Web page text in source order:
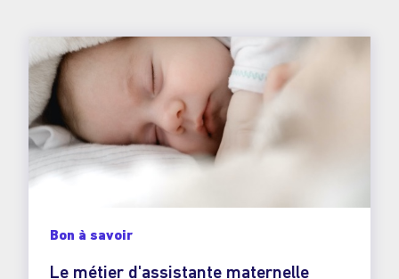
Bon à savoir
Le métier d'assistante maternelle